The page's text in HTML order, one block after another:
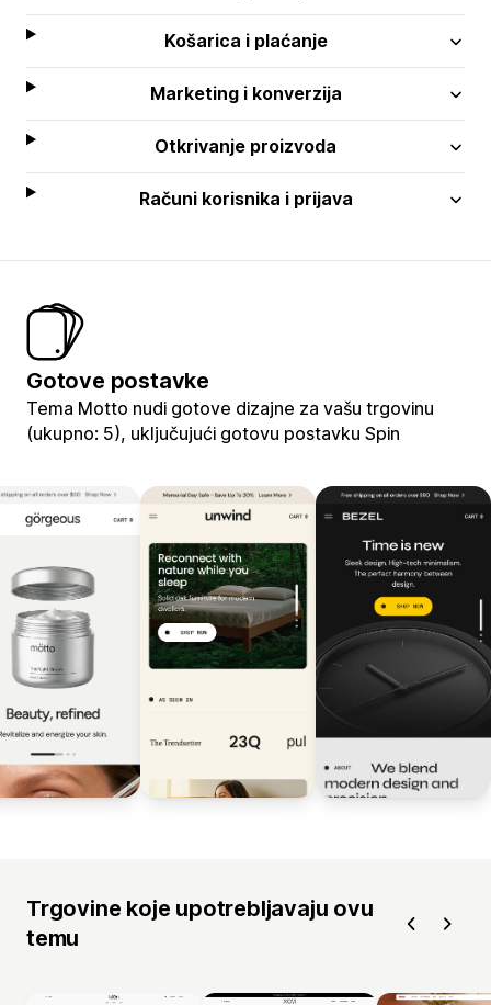
Košarica i plaćanje
Marketing i konverzija
Otkrivanje proizvoda
Računi korisnika i prijava
Gotove postavke
Tema Motto nudi gotove dizajne za vašu trgovinu
(ukupno: 5), uključujući gotovu postavku Spin
Trgovine koje upotrebljavaju ovu
temu